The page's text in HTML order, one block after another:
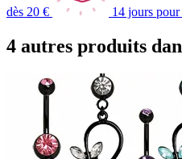
dès 20 € 14 jours
4 autres produits